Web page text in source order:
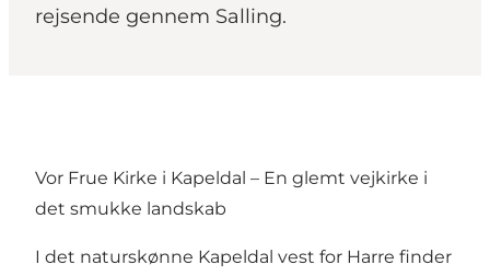
rejsende gennem Salling.
Vor Frue Kirke i Kapeldal – En glemt vejkirke i
det smukke landskab
I det naturskønne Kapeldal vest for Harre finder